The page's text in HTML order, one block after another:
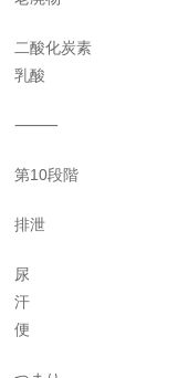
二酸化炭素
乳酸
⸻
第10段階
排泄
尿
汗
便